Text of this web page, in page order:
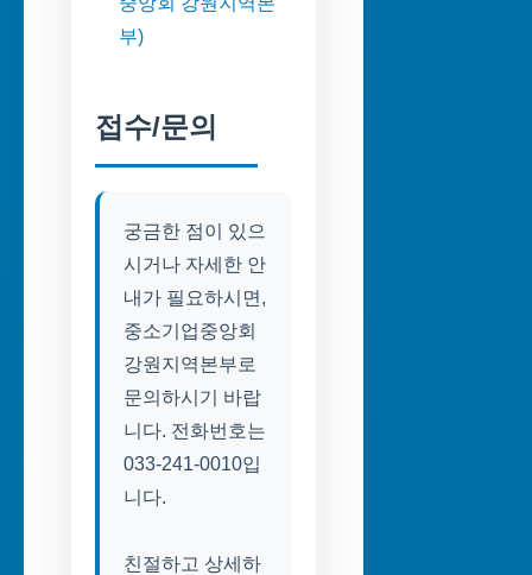
부)
접수/문의
궁금한 점이 있으
시거나 자세한 안
내가 필요하시면,
중소기업중앙회
강원지역본부로
문의하시기 바랍
니다. 전화번호는
033-241-0010입
니다.
친절하고 상세하